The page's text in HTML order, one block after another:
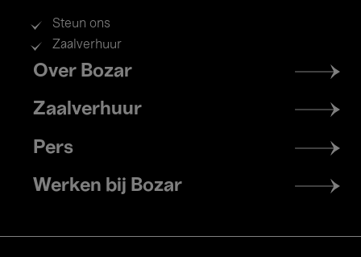
Steun ons
Zaalverhuur
Footer
menu
Over Bozar
Zaalverhuur
Pers
Werken bij Bozar